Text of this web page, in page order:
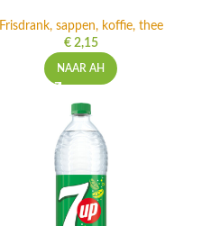
Frisdrank, sappen, koffie, thee
€2,15
NAAR AH